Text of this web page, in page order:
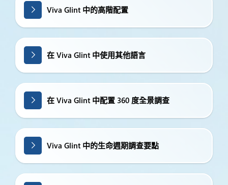
Viva Glint 中的高階配置
在 Viva Glint 中使用其他語言
在 Viva Glint 中配置 360 度全景調查
Viva Glint 中的生命週期調查要點